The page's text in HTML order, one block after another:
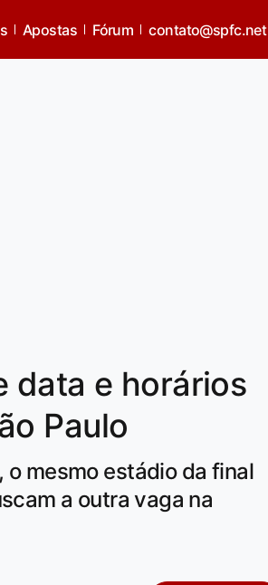
Apostas Fórum contato@spfc.net
data e horários
Paulo
o mesmo estádio da final
a outra vaga na